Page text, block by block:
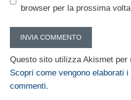
browser per la prossima
Questo sito utilizza Akismet per
Scopri come vengono elaborati
commenti.